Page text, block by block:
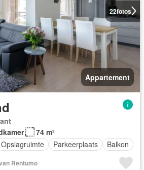
22fotos
Appartement
74 m²
Opslagruimte Parkeerplaats Balkon
Rentumo